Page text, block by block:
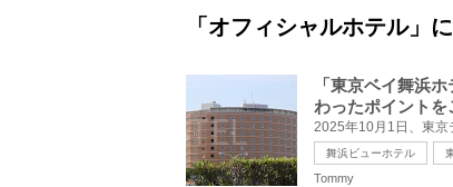
「オフィシャルホテル」
「東京ベイ舞浜
わったポイントを
舞浜ビューホテル
Tommy